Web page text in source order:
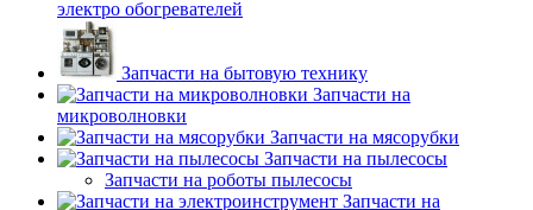
электро обогревателей
Запчасти на бытовую технику
Запчасти на
микроволновки
Запчасти на мясорубки
Запчасти на пылесосы
Запчасти на роботы пылесосы
Запчасти на